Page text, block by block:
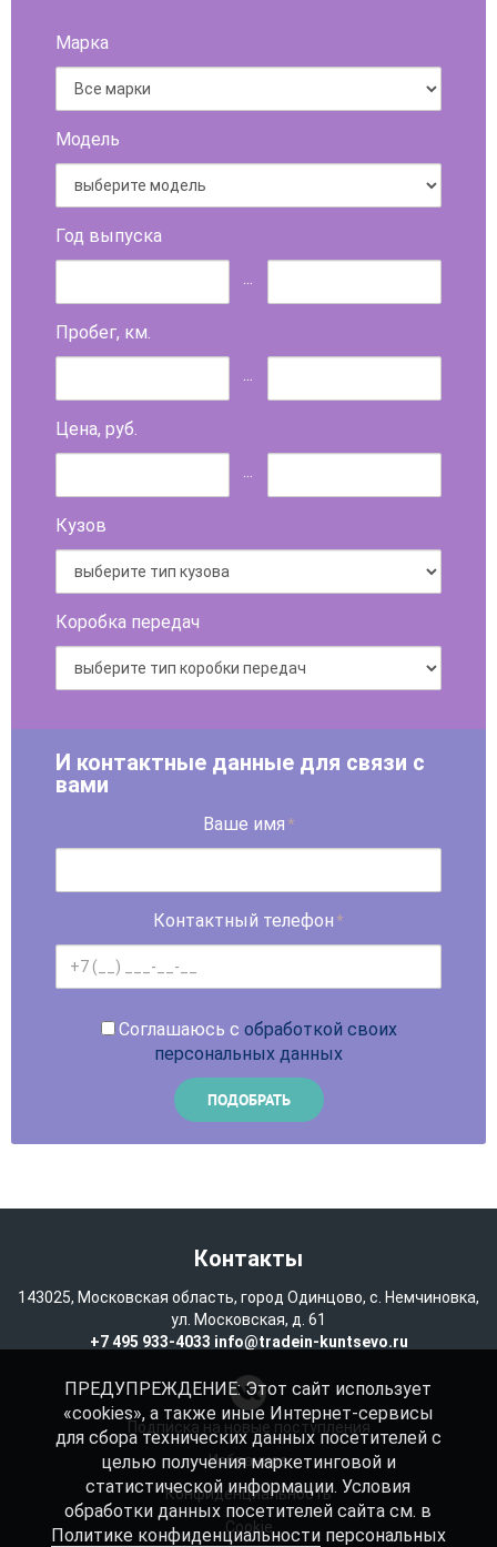
Марка
Модель
Год выпуска
...
Пробег, км.
...
Цена, руб.
...
Кузов
Коробка передач
И контактные данные для связи с
вами
Ваше имя *
Контактный телефон *
Соглашаюсь с обработкой своих
персональных данных
Контакты
143025, Московская область, город Одинцово, с. Немчиновка,
ул. Московская, д. 61
+7 495 933-4033 info@tradein-kuntsevo.ru
Подписка на новые поступления
Избранное
Конфиденциальность
Cookie
ПРЕДУПРЕЖДЕНИЕ: Этот сайт использует
«cookies», а также иные Интернет-сервисы
для сбора технических данных посетителей с
целью получения маркетинговой и
статистической информации. Условия
обработки данных посетителей сайта см. в
Политике конфиденциальностиперсональных